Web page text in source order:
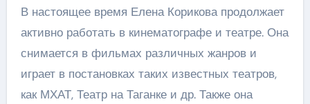
В настоящее время Елена Корикова продолжает
активно работать в кинематографе и театре. Она
снимается в фильмах различных жанров и
играет в постановках таких известных театров,
как МХАТ, Театр на Таганке и др. Также она